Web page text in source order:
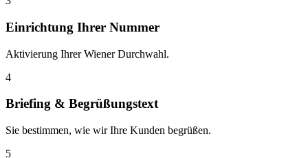
Einrichtung Ihrer Nummer
Aktivierung Ihrer Wiener Durchwahl.
4
Briefing & Begrüßungstext
Sie bestimmen, wie wir Ihre Kunden begrüßen.
5